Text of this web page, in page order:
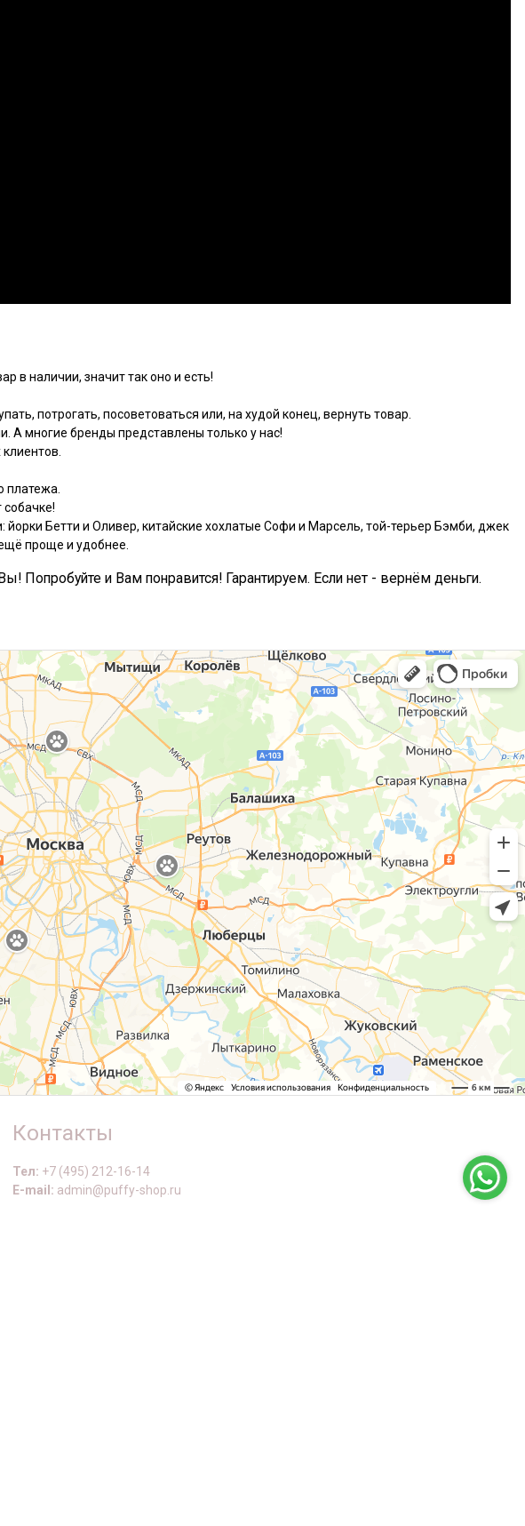
в наличии, значит так оно и есть!
потрогать, посоветоваться или, на худой конец, вернуть товар.
А многие бренды представлены только у нас!
платежа.
Бетти и Оливер, китайские хохлатые Софи и Марсель, той-терьер Бэмби, джек
проще и удобнее.
Попробуйте и Вам понравится! Гарантируем. Если нет - вернём деньги.
Контакты
Тел: +7 (495) 212-16-14
E-mail: admin@puffy-shop.ru